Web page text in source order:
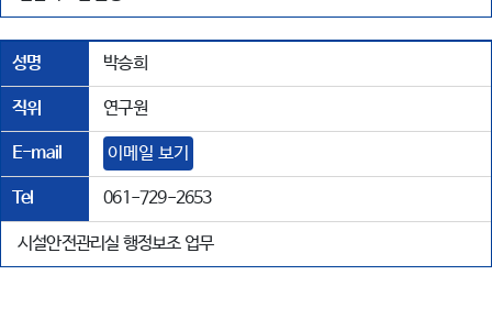
성명 박승희
직위 연구원
E-mail 이메일 보기
Tel 061-729-2653
시설안전관리실 행정보조 업무